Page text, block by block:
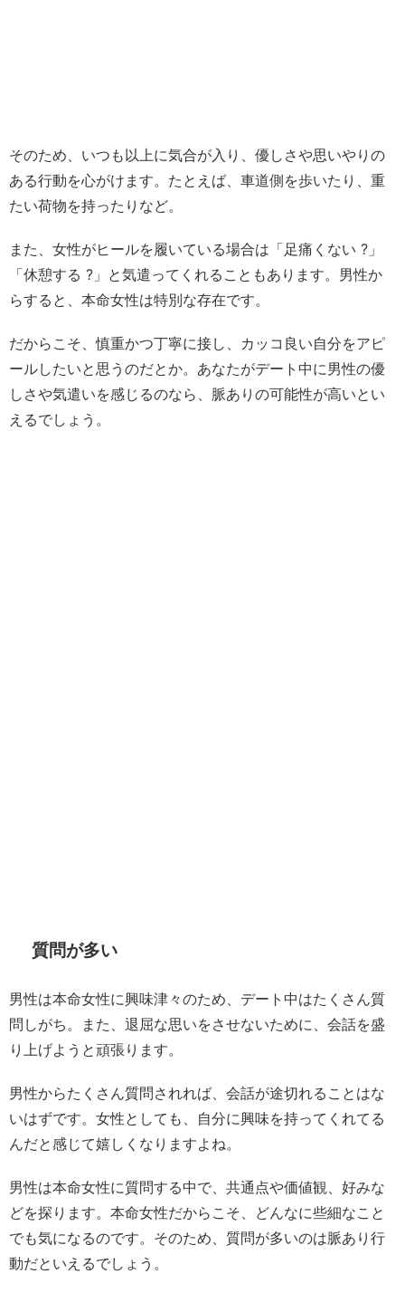
そのため、いつも以上に気合が入り、優しさや思いやりの
ある行動を心がけます。たとえば、車道側を歩いたり、重
たい荷物を持ったりなど。
また、女性がヒールを履いている場合は「足痛くない ?」
「休憩する ?」と気遣ってくれることもあります。男性か
らすると、本命女性は特別な存在です。
だからこそ、慎重かつ丁寧に接し、カッコ良い自分をアピ
ールしたいと思うのだとか。あなたがデート中に男性の優
しさや気遣いを感じるのなら、脈ありの可能性が高いとい
えるでしょう。
質問が多い
男性は本命女性に興味津々のため、デート中はたくさん質
問しがち。また、退屈な思いをさせないために、会話を盛
り上げようと頑張ります。
男性からたくさん質問されれば、会話が途切れることはな
いはずです。女性としても、自分に興味を持ってくれてる
んだと感じて嬉しくなりますよね。
男性は本命女性に質問する中で、共通点や価値観、好みな
どを探ります。本命女性だからこそ、どんなに些細なこと
でも気になるのです。そのため、質問が多いのは脈あり行
動だといえるでしょう。